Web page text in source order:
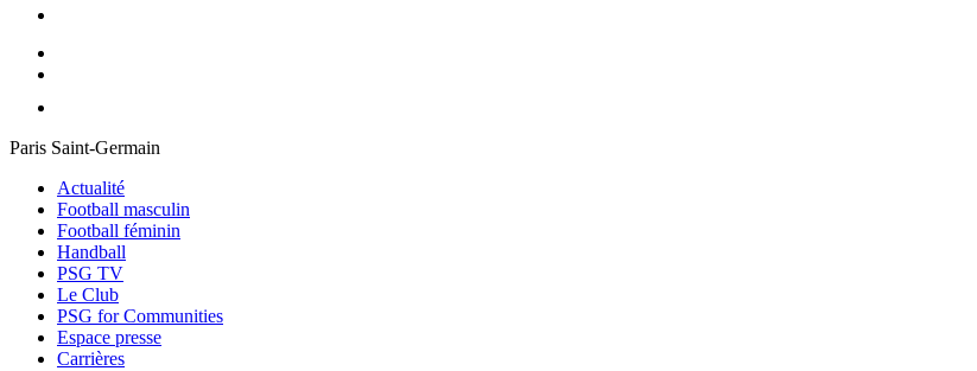
Paris Saint-Germain
Actualité
Football masculin
Football féminin
Handball
PSG TV
Le Club
PSG for Communities
Espace presse
Carrières